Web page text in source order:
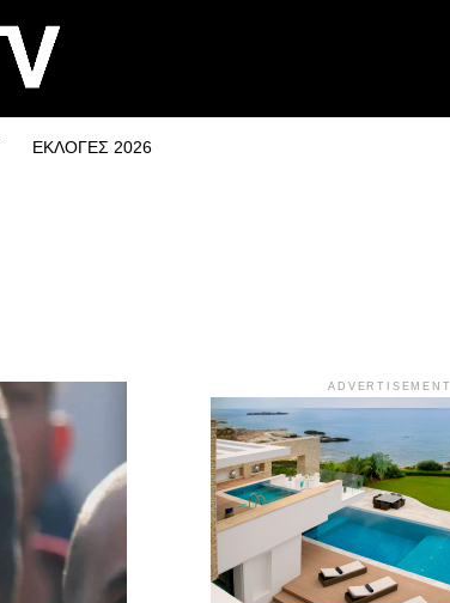
ΕΚΛΟΓΕΣ 2026
ADVERTISEMENT